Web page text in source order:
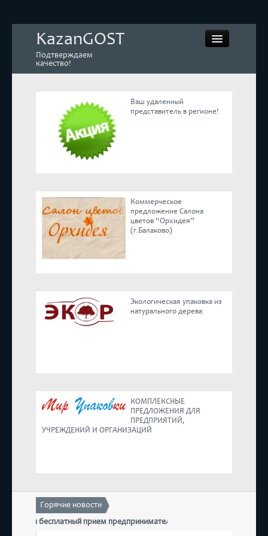
KazanGOST
Подтверждаем
качество!
Контрольная закупка
Дегустации. Экспертиза
Экспертное мнение
Корпоративные блоги
Предложения
Ваш удаленный
представитель в регионе!
Коммерческое
предложение Салона
цветов “Орхидея”
(г.Балаково)
Экологическая упаковка из
натурального дерева
КОМПЛЕКСНЫЕ
ПРЕДЛОЖЕНИЯ ДЛЯ
ПРЕДПРИЯТИЙ,
УЧРЕЖДЕНИЙ И ОРГАНИЗАЦИЙ
Горячие новости
бесплатный прием предпринимателей